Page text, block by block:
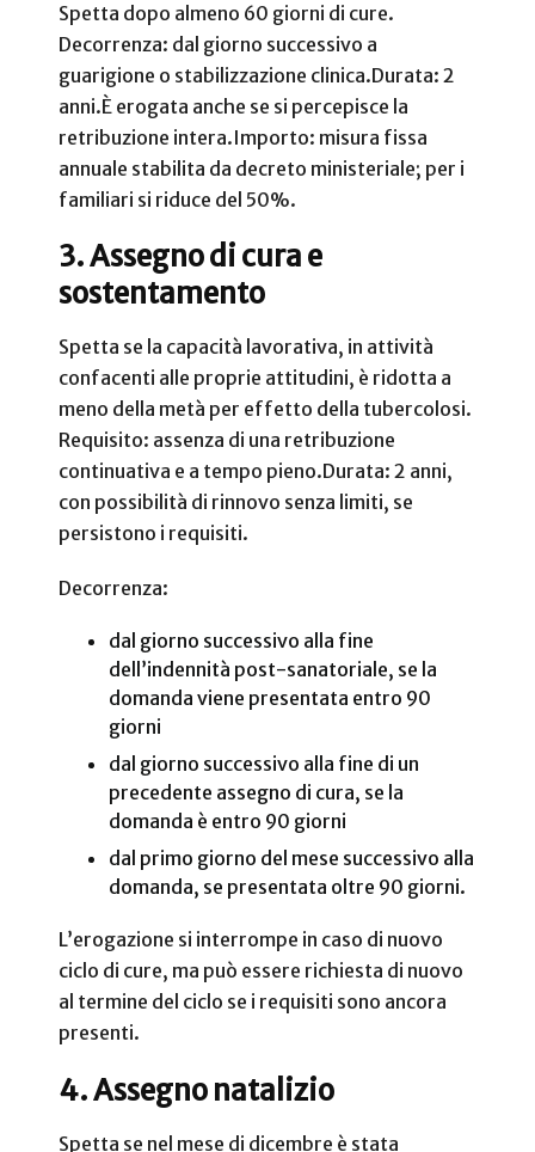
Spetta dopo almeno 60 giorni di cure.
Decorrenza: dal giorno successivo a
guarigione o stabilizzazione clinica.Durata: 2
anni.È erogata anche se si percepisce la
retribuzione intera.Importo: misura fissa
annuale stabilita da decreto ministeriale; per i
familiari si riduce del 50%.
3. Assegno di cura e
sostentamento
Spetta se la capacità lavorativa, in attività
confacenti alle proprie attitudini, è ridotta a
meno della metà per effetto della tubercolosi.
Requisito: assenza di una retribuzione
continuativa e a tempo pieno.Durata: 2 anni,
con possibilità di rinnovo senza limiti, se
persistono i requisiti.
Decorrenza:
dal giorno successivo alla fine
dell’indennità post-sanatoriale, se la
domanda viene presentata entro 90
giorni
dal giorno successivo alla fine di un
precedente assegno di cura, se la
domanda è entro 90 giorni
dal primo giorno del mese successivo alla
domanda, se presentata oltre 90 giorni.
L’erogazione si interrompe in caso di nuovo
ciclo di cure, ma può essere richiesta di nuovo
al termine del ciclo se i requisiti sono ancora
presenti.
4. Assegno natalizio
Spetta se nel mese di dicembre è stata